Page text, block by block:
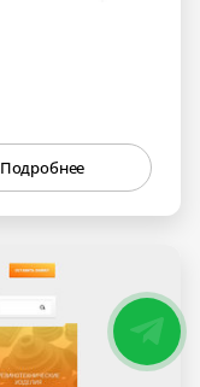
Подробнее